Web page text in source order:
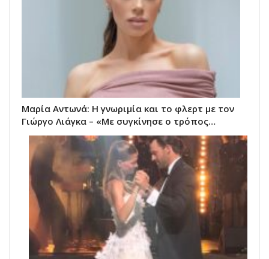
Μαρία Αντωνά: Η γνωριμία και το φλερτ με τον
Γιώργο Λιάγκα – «Με συγκίνησε ο τρόπος…